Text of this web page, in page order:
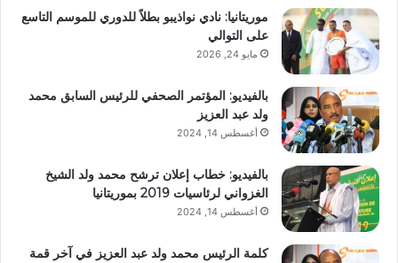
موريتانيا: نادي نواذيبو بطلاً للدوري للموسم التاسع
على التوالي
مايو 24, 2026
بالفيديو: المؤتمر الصحفي للرئيس السابق محمد
ولد عبد العزيز
أغسطس 14, 2024
بالفيديو: خطاب إعلان ترشح محمد ولد الشيخ
الغزواني لرئاسيات 2019 بموريتانيا
أغسطس 14, 2024
كلمة الرئيس محمد ولد عبد العزيز في آخر قمة